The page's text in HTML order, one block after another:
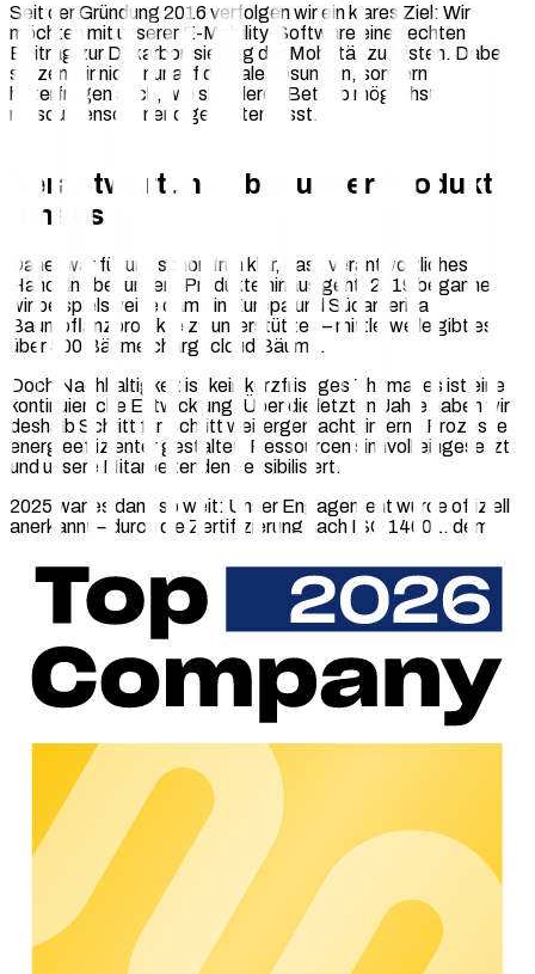
Seit der Gründung 2016 verfolgen wir ein klares Ziel: Wir
möchten mit unserer E-Mobility-Software einen echten
Beitrag zur Dekarbonisierung der Mobilität zu leisten. Dabei
setzen wir nicht nur auf digitale Lösungen, sondern
hinterfragen auch, wie sich deren Betrieb möglichst
ressourcenschonend gestalten lässt.
Verantwortung über unser Produkt
hinaus
Daher war für uns schon früh klar, dass verantwortliches
Handeln über unsere Produkte hinaus geht. 2019 begannen
wir beispielsweise damit in Europa und Südamerika
Baumpflanzprojekte zu unterstützen – mittlerweile gibt es
über 500 Bäume chargecloud Bäume.
Doch Nachhaltigkeit ist kein kurzfristiges Thema, es ist eine
kontinuierliche Entwicklung: Über die letzten Jahre haben wir
deshalb Schritt für Schritt weitergemacht: interne Prozesse
energieeffizienter gestaltet, Ressourcen sinnvoll eingesetzt
und unsere Mitarbeitenden sensibilisiert.
2025 war es dann so weit: Unser Engagement wurde offiziell
anerkannt – durch die Zertifizierung nach ISO 14001, dem
Umweltmanagement.
Diese Zertifizierung steht für unser gelebtes
Umweltversprechen, das uns zu drei zentralen Säulen
verpflichtet:
Energie & Ressourcen systematisch steuern
mit konkreten Jahreszielen, internen Audits und externer
IT-Wiederverwendung ausbauen
für eine Verdopplung der Hardware-Lebensdauer
Dienstreisen klimabewusst gestalten
um unvermeidbare Emissionen transparent zu erfassen
& zu kompensieren
Warum ISO 14001?